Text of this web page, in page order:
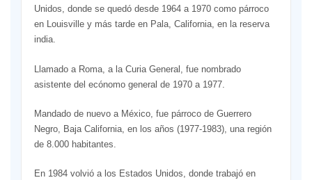
Unidos, donde se quedó desde 1964 a 1970 como párroco
en Louisville y más tarde en Pala, California, en la reserva
india.
Llamado a Roma, a la Curia General, fue nombrado
asistente del ecónomo general de 1970 a 1977.
Mandado de nuevo a México, fue párroco de Guerrero
Negro, Baja California, en los años (1977-1983), una región
de 8.000 habitantes.
En 1984 volvió a los Estados Unidos, donde trabajó en